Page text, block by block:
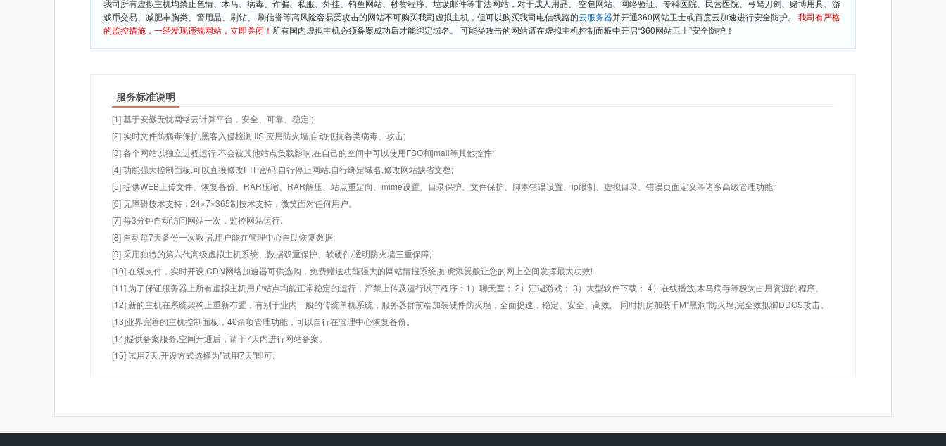
我司所有虚拟主机均禁止色情、木马、病毒、诈骗、私服、外挂、钓鱼网站、秒赞程序、垃圾邮件等非法网站，对于成人用品、 空包网站、网络验证、专科医院、民营医院、弓驽刀剑、赌博用具、游
戏币交易、减肥丰胸类、警用品、刷钻、 刷信誉等高风险容易受攻击的网站不可购买我司虚拟主机，但可以购买我司电信线路的云服务器并开通360网站卫士或百度云加速进行安全防护。 我司有严格
的监控措施，一经发现违规网站，立即关闭！ 所有国内虚拟主机必须备案成功后才能绑定域名。 可能受攻击的网站请在虚拟主机控制面板中开启“360网站卫士”安全防护！
服务标准说明
[1] 基于安徽无忧网络云计算平台，安全、可靠、稳定!;
[2] 实时文件防病毒保护,黑客入侵检测,IIS 应用防火墙,自动抵抗各类病毒、攻击;
[3] 各个网站以独立进程运行,不会被其他站点负载影响,在自己的空间中可以使用FSO和jmail等其他控件;
[4] 功能强大控制面板,可以直接修改FTP密码,自行停止网站,自行绑定域名,修改网站缺省文档;
[5] 提供WEB上传文件、恢复备份、RAR压缩、RAR解压、站点重定向、mime设置、目录保护、文件保护、脚本错误设置、ip限制、虚拟目录、错误页面定义等诸多高级管理功能;
[6] 无障碍技术支持：24×7×365制技术支持，微笑面对任何用户。
[7] 每3分钟自动访问网站一次，监控网站运行.
[8] 自动每7天备份一次数据,用户能在管理中心自助恢复数据;
[9] 采用独特的第六代高级虚拟主机系统、数据双重保护、软硬件/透明防火墙三重保障;
[10] 在线支付，实时开设,CDN网络加速器可供选购，免费赠送功能强大的网站情报系统,如虎添翼般让您的网上空间发挥最大功效!
[11] 为了保证服务器上所有虚拟主机用户站点均能正常稳定的运行，严禁上传及运行以下程序：1）聊天室； 2）江湖游戏； 3）大型软件下载； 4）在线播放,木马病毒等极为占用资源的程序。
[12] 新的主机在系统架构上重新布置，有别于业内一般的传统单机系统，服务器群前端加装硬件防火墙，全面提速，稳定、安全、高效。 同时机房加装千M"黑洞"防火墙,完全效抵御DDOS攻击。
[13]业界完善的主机控制面板，40余项管理功能，可以自行在管理中心恢复备份。
[14]提供备案服务,空间开通后，请于7天内进行网站备案。
[15] 试用7天.开设方式选择为"试用7天"即可。